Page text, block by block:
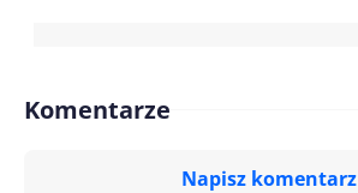
Komentarze
Napisz komentarz